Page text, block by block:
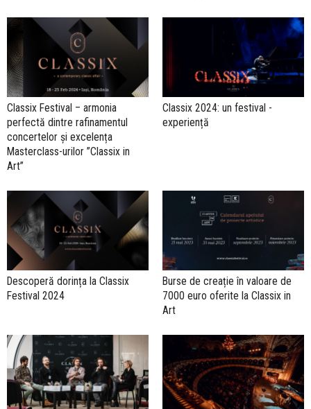
Classix Festival – armonia
perfectă dintre rafinamentul
concertelor și excelența
Masterclass-urilor ”Classix in
Art”
Classix 2024: un festival -
experiență
Descoperă dorința la Classix
Festival 2024
Burse de creație în valoare de
7000 euro oferite la Classix in
Art